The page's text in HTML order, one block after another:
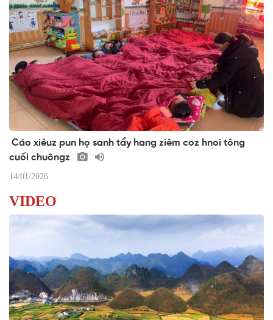
Cáo xiêuz pun họ sanh tẩy hang ziêm coz hnoi tông
cuối chuôngz
14/01/2026
VIDEO